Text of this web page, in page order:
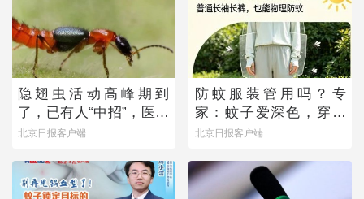
隐翅虫活动高峰期到
了，已有人“中招”，医生
提醒——
北京日报客户端
防蚊服装管用吗？专
家：蚊子爱深色，穿浅
色衣服不易招蚊子
北京日报客户端